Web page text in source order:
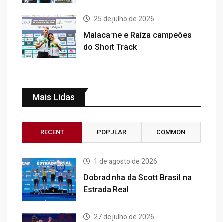
25 de julho de 2026
Malacarne e Raíza campeões
do Short Track
Mais Lidas
RECENT POPULAR COMMON
1 de agosto de 2026
Dobradinha da Scott Brasil na
Estrada Real
27 de julho de 2026